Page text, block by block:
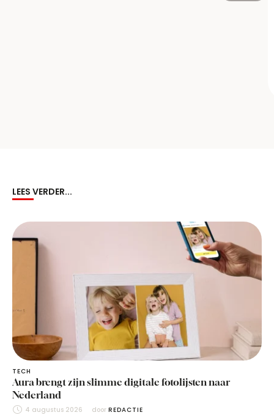
LEES VERDER...
TECH
Aura brengt zijn slimme digitale fotolijsten naar
Nederland
4 augustus 2026 door REDACTIE